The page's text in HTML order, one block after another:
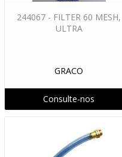
244067 - FILTER 60 MESH,
ULTRA
GRACO
Consulte-nos